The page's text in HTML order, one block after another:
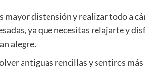
mayor distensión y realizar todo a
ya que necesitas relajarte y
alegre.
antiguas rencillas y sentiros